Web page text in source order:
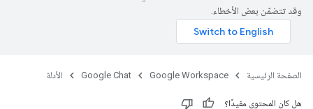
وقد تتضمّن بعض الأخطاء.
الصفحة الرئيسية Google Workspace
Google Chat الأدلة
هل كان المحتوى مفيدًا؟